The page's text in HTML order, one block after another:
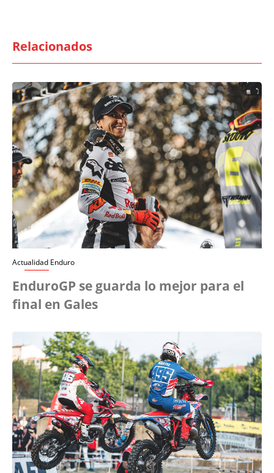
Relacionados
Actualidad Enduro
EnduroGP se guarda lo mejor para el
final en Gales